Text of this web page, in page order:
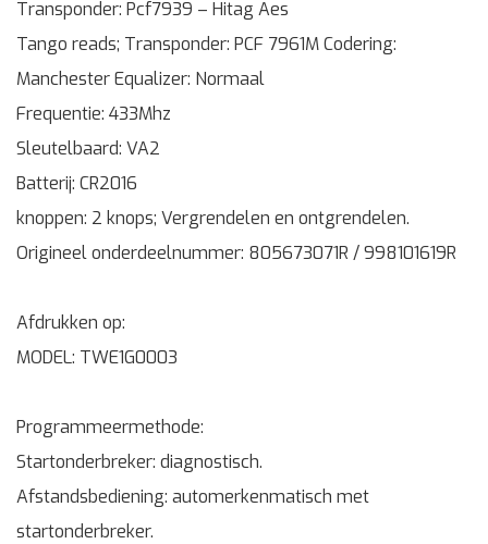
Transponder: Pcf7939 – Hitag Aes
Tango reads; Transponder: PCF 7961M Codering:
Manchester Equalizer: Normaal
Frequentie: 433Mhz
Sleutelbaard: VA2
Batterij: CR2016
knoppen: 2 knops; Vergrendelen en ontgrendelen.
Origineel onderdeelnummer: 805673071R / 998101619R
Afdrukken op:
MODEL: TWE1G0003
Programmeermethode:
Startonderbreker: diagnostisch.
Afstandsbediening: automerkenmatisch met
startonderbreker.